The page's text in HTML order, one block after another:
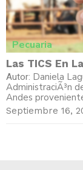
Pecuaria
Las TICS En
Autor: Daniela
AdministraciÃ³n
Andes
Septiembre 16,